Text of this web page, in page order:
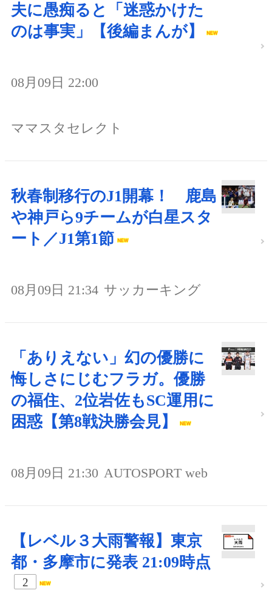
夫に愚痴ると「迷惑かけた
のは事実」【後編まんが】
08月09日 22:00
ママスタセレクト
秋春制移行のJ1開幕！ 鹿島
や神戸ら9チームが白星スタ
ート／J1第1節
08月09日 21:34 サッカーキング
「ありえない」幻の優勝に
悔しさにじむフラガ。優勝
の福住、2位岩佐もSC運用に
困惑【第8戦決勝会見】
08月09日 21:30 AUTOSPORT web
【レベル３大雨警報】東京
都・多摩市に発表 21:09時点
2